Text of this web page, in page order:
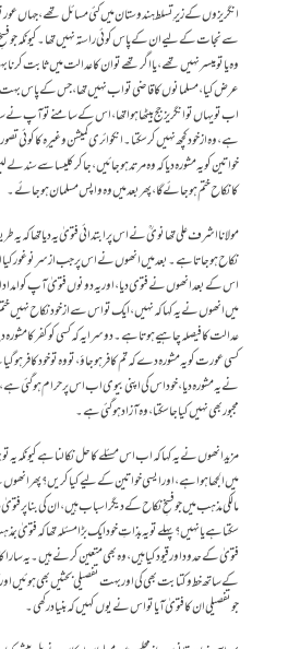
انگریزوں کے زیرِ تسلط ہندوستان میں کئی مسائل تھے، جہاں
سے نجات کے لیے ان کے پاس کوئی راستہ نہیں تھا۔ کیونکہ
وہ یا تو میسر نہیں تھے، یا اگر تھے تو ان کا عدالت میں ثابت
عرض کیا، مسلمانوں کا قاضی تو اب نہیں تھا، جس کے
اب تو یہاں تو انگریز جج بیٹھا ہوا تھا، اس کے سامنے تو آپ
ہے، وہ ازخود کچھ نہیں کر سکتا۔ انکوائری کمیشن وغیرہ کا کوئی
خواتین کو یہ مشورہ دیا کہ وہ مرتد ہو جائیں، جا کر کلیسا سے سند
کا نکاح ختم ہو جائے گا، پھر بعد میں وہ واپس مسلمان ہو جائے۔
مولانا اشرف علی تھانویؒ نے اس پر ابتدائی فتویٰ یہ دیا تھا کہ
نکاح ہو جاتا ہے۔ بعد میں انھوں نے اس پر جب ازسرنو غور کیا اور
اس کے بعد انھوں نے فتوی دیا، اور یہ دونوں فتویٰ آپ کو
میں انھوں نے یہ کہا کہ نہیں، ایک تو اس سے ازخود نکاح نہیں
عدالت کا فیصلہ چاہیے ہوتا ہے۔ دوسرا یہ کہ کسی کو کفر کا مشورہ
کسی عورت کو یہ مشورہ دے کہ تم کافر ہو جاؤ، تو وہ تو خود کافر
نے یہ مشورہ دیا، خود اس کی اپنی بیوی اب اس پر حرام ہو گئی
مجبور بھی نہیں کیا جا سکتا، وہ آزاد ہو گئی ہے۔
مزید انھوں نے یہ کہا کہ اب اس مسئلے کا حل نکالنا ہے کیونکہ
میں الجھا ہوا ہے، اور ایسی خواتین کے لیے کیا کریں؟ پھر
مالکی مذہب میں جو فسخِ نکاح کے دیگر اسباب ہیں، ان کی بنا پر فتویٰ
سکتا ہے یا نہیں؟ پہلے تو یہ بذاتِ خود ایک بڑا مسئلہ تھا کہ فتویٰ
فتویٰ کے حدود اور قیود کیا ہیں، وہ بھی متعین کرنے ہیں۔ یہ
کے ساتھ خط و کتابت بھی کی اور بہت تفصیلی بحثیں بھی ہوئیں
جو تفصیلی ان کا فتویٰ آیا تو اس نے یوں کہیں کہ بنیاد رکھی۔